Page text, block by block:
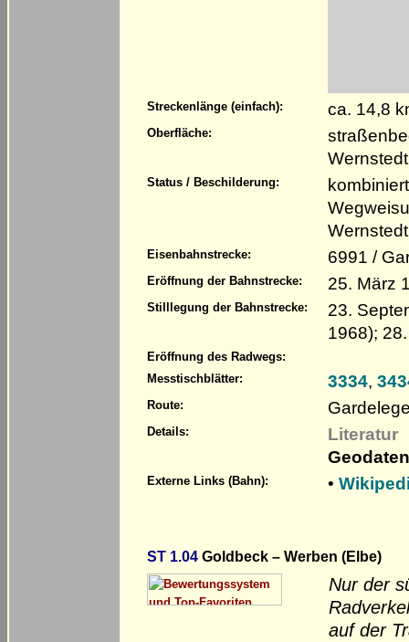
Streckenlänge (einfach): ca. 14,8
Oberfläche:
Status / Beschilderung:
Eisenbahnstrecke: 6991 /
Eröffnung der Bahnstrecke: 25. März
Stilllegung der Bahnstrecke:
23.
1968);
Eröffnung des Radwegs:
Messtischblätter:
3334,
Route:
Details:
Literatur
Externe Links (Bahn): •
ST 1.04 Goldbeck – Werben (Elbe)
Nur der
auf der